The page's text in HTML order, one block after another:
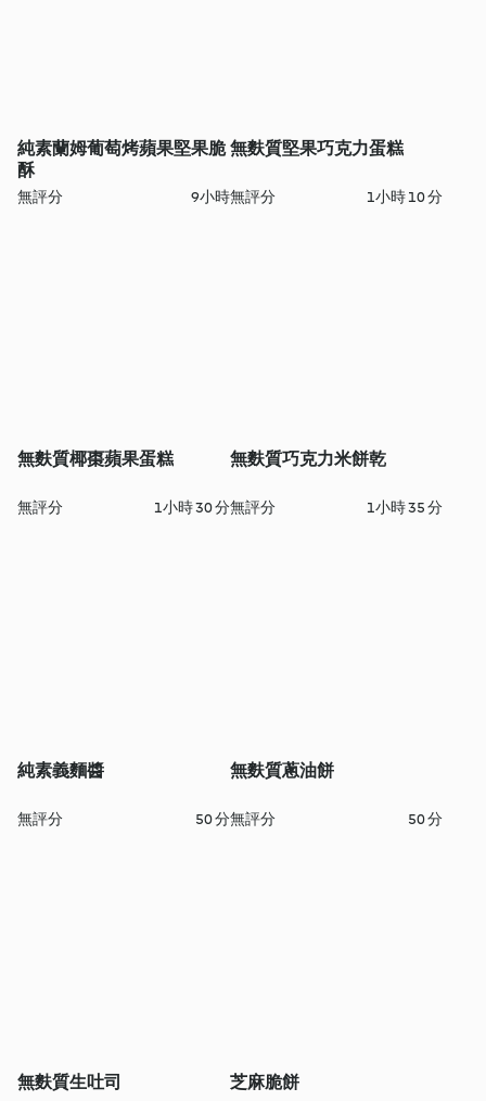
純素蘭姆葡萄烤蘋果堅果脆
酥
無評分 9小時
無麩質堅果巧克力蛋糕
無評分 1小時 10 分
無麩質椰棗蘋果蛋糕
無評分 1小時 30 分
無麩質巧克力米餅乾
無評分 1小時 35 分
純素義麵醬
無評分 50 分
無麩質蔥油餅
無評分 50 分
無麩質生吐司 芝麻脆餅